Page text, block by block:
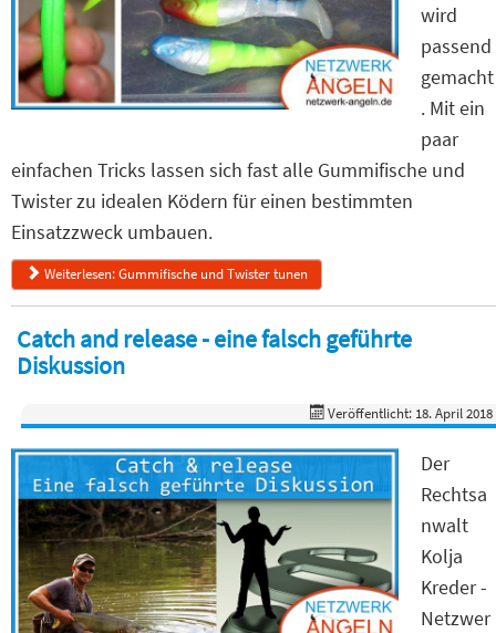
wird
passend
gemacht
. Mit ein
paar
einfachen Tricks lassen sich fast alle Gummifische und
Twister zu idealen Ködern für einen bestimmten
Einsatzzweck umbauen.
Weiterlesen: Gummifische und Twister tunen
Catch and release - eine falsch geführte
Diskussion
Veröffentlicht: 18. April 2018
Der
Rechtsa
nwalt
Kolja
Kreder -
Netzwer